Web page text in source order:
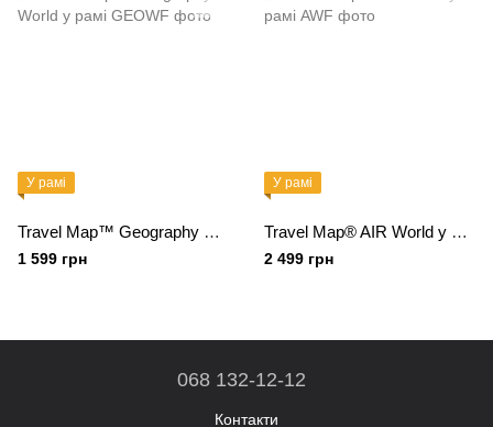
У рамі
Travel Map™ Geography World у рамі
1 599 грн
У рамі
Travel Map® AIR World у рамі
2 499 грн
068 132-12-12
Контакти